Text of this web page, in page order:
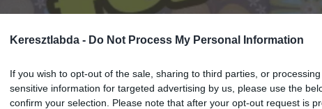
Keresztlabda - Do Not Process My Personal Information
If you wish to opt-out of the sale, sharing to third parties, or
sensitive information for targeted advertising by us, please use the
confirm your selection. Please note that after your opt-out request is